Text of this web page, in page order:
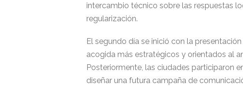
intercambio técnico sobre las respuestas
regularización.
El segundo día se inició con la
acogida más estratégicos y orientados al
Posteriormente, las ciudades participaron
diseñar una futura campaña de